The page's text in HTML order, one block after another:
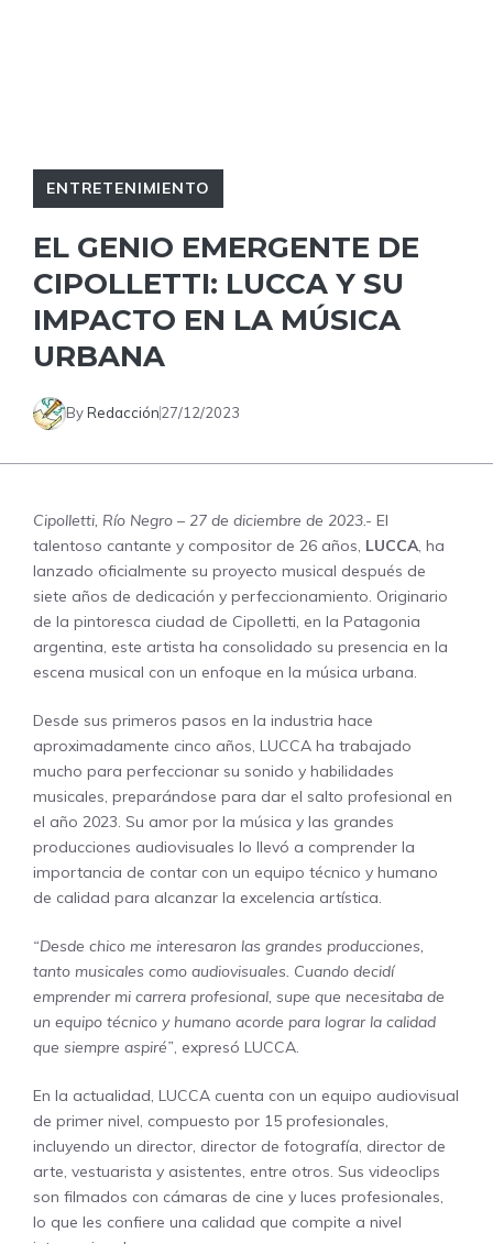
ENTRETENIMIENTO
EL GENIO EMERGENTE DE
CIPOLLETTI: LUCCA Y SU
IMPACTO EN LA MÚSICA
URBANA
ByRedacción27/12/2023
Cipolletti, Río Negro – 27 de diciembre de 2023.- El
talentoso cantante y compositor de 26 años, LUCCA, ha
lanzado oficialmente su proyecto musical después de
siete años de dedicación y perfeccionamiento. Originario
de la pintoresca ciudad de Cipolletti, en la Patagonia
argentina, este artista ha consolidado su presencia en la
escena musical con un enfoque en la música urbana.
Desde sus primeros pasos en la industria hace
aproximadamente cinco años, LUCCA ha trabajado
mucho para perfeccionar su sonido y habilidades
musicales, preparándose para dar el salto profesional en
el año 2023. Su amor por la música y las grandes
producciones audiovisuales lo llevó a comprender la
importancia de contar con un equipo técnico y humano
de calidad para alcanzar la excelencia artística.
“Desde chico me interesaron las grandes producciones,
tanto musicales como audiovisuales. Cuando decidí
emprender mi carrera profesional, supe que necesitaba de
un equipo técnico y humano acorde para lograr la calidad
que siempre aspiré”, expresó LUCCA.
En la actualidad, LUCCA cuenta con un equipo audiovisual
de primer nivel, compuesto por 15 profesionales,
incluyendo un director, director de fotografía, director de
arte, vestuarista y asistentes, entre otros. Sus videoclips
son filmados con cámaras de cine y luces profesionales,
lo que les confiere una calidad que compite a nivel